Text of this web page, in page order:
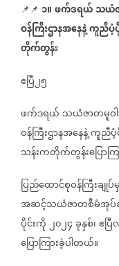
📌📌 ၁။ဖက်ဒရယ်သယံ
ဝန်ကြီးဌာနအနေနဲ့ကူညီပံ့ပို
တိုက်တွန်း
ဧပြီ၂၅
ဖက်ဒရယ် သယံဇာတမူဝ
ဝန်ကြီးဌာနအနေနဲ့ကူညီပံ့
သန်းကတိုက်တွန်းပြောက
ပြည်ထောင်စုဝန်ကြီးချုပ်မှ
အဆင့်သယံဇာတစီမံအုပ်
ပိုင်းကို၂၀၂၄ခုနှစ်၊ဧပ
ပြောကြားခဲ့ပါတယ်။